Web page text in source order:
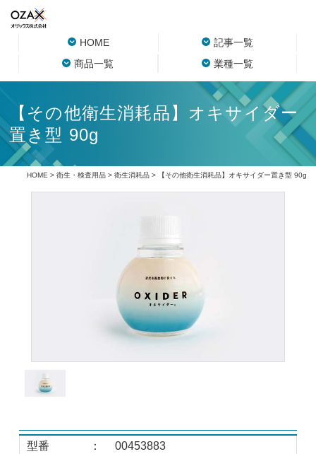
HOME
記事一覧
商品一覧
業種一覧
【その他衛生消耗品】オキサイダー
置き型 90g
HOME > 衛生・検査用品> 衛生消耗品> 【その他衛生消耗品】オキサイダー置き型 90g
型番 ：
00453883